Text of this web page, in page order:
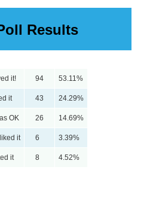
Results
it! 94 53.11%
it 43 24.29%
OK 26 14.69%
it 6 3.39%
it 8 4.52%